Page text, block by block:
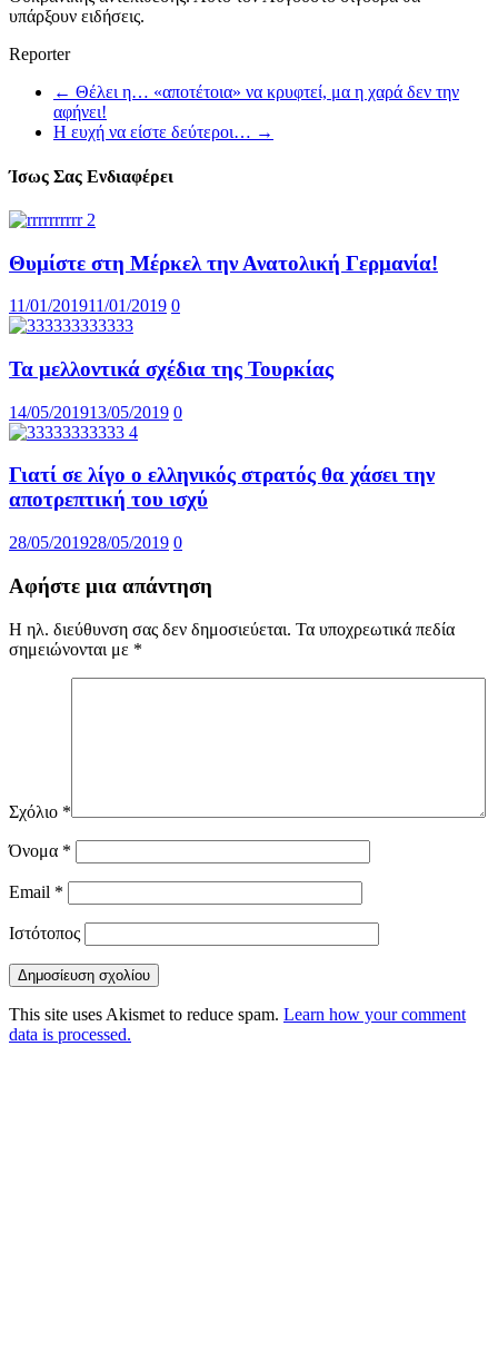
υπάρξουν ειδήσεις.
Reporter
← Θέλει η… «αποτέτοια» να κρυφτεί, μα η χαρά δεν την
αφήνει!
Η ευχή να είστε δεύτεροι… →
Ίσως Σας Ενδιαφέρει
Θυμίστε στη Μέρκελ την Ανατολική Γερμανία!
11/01/201911/01/2019 0
Τα μελλοντικά σχέδια της Τουρκίας
14/05/201913/05/2019 0
Γιατί σε λίγο ο ελληνικός στρατός θα χάσει την
αποτρεπτική του ισχύ
28/05/201928/05/2019 0
Αφήστε μια απάντηση
Η ηλ. διεύθυνση σας δεν δημοσιεύεται. Τα υποχρεωτικά πεδία
σημειώνονται με *
Σχόλιο *
Όνομα *
Email *
Ιστότοπος
This site uses Akismet to reduce spam. Learn how your comment
data is processed.